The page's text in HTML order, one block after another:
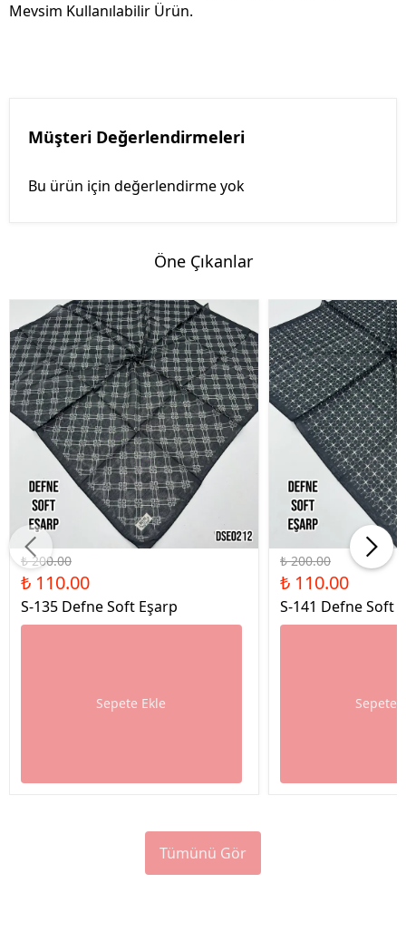
Mevsim Kullanılabilir Ürün.
Müşteri Değerlendirmeleri
Bu ürün için değerlendirme yok
Öne Çıkanlar
%45 İndirim
₺ 200.00
₺ 110.00
S-135 Defne Soft Eşarp
Sepete Ekle
%45 İndirim
₺ 200.00
₺ 110.00
S-141 Defne Soft
Sepete
Tümünü Gör